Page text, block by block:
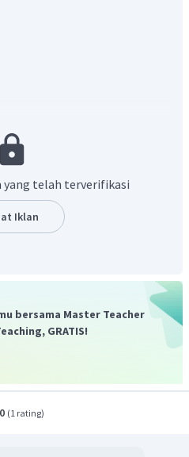
3 cm dari kawat 1 dan 2
medan magnet pada
berjarak 3 cm
berjarak 2 cm
yang telah terverifikasi
Iklan
bersama Master Teacher
GRATIS!
(1 rating)